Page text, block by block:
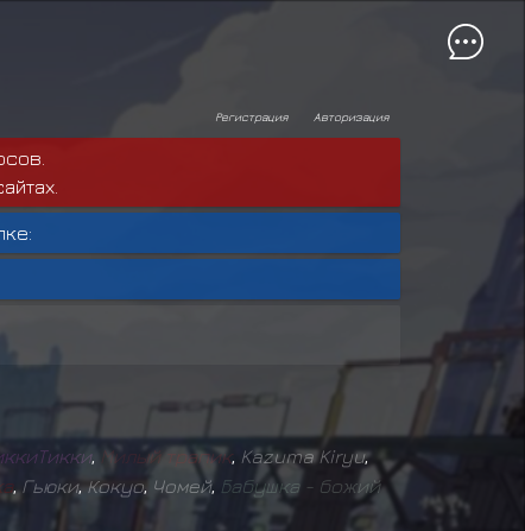
Авторизация
Регистрация
ккиТикки, Ми лый трапик, Kazuma Kiryu,
а Гьюки, Кокуо Чомей, Бабушка - божий